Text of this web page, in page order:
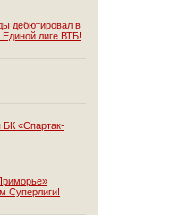
дебютировал в
Единой лиге ВТБ!
БК «Спартак-
Суперлиги!